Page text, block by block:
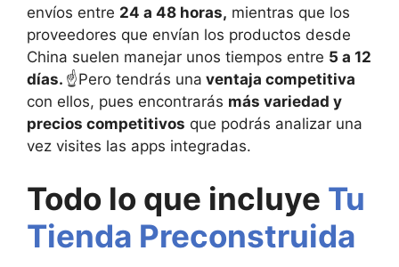
envíos entre 24 a 48 horas, mientras que los
proveedores que envían los productos desde
China suelen manejar unos tiempos entre 5 a 12
días. ☝️Pero tendrás una ventaja competitiva
con ellos, pues encontrarás más variedad y
precios competitivos que podrás analizar una
vez visites las apps integradas.
Todo lo que incluye Tu
Tienda Preconstruida